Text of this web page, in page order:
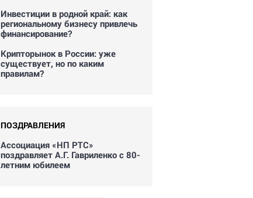
Инвестиции в родной край: как
региональному бизнесу привлечь
финансирование?
Крипторынок в России: уже
существует, но по каким
правилам?
ПОЗДРАВЛЕНИЯ
Ассоциация «НП РТС»
поздравляет А.Г. Гавриленко с 80-
летним юбилеем